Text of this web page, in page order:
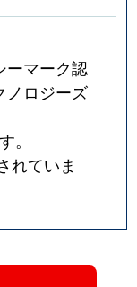
ーマーク認
ノロジーズ
。
れていま